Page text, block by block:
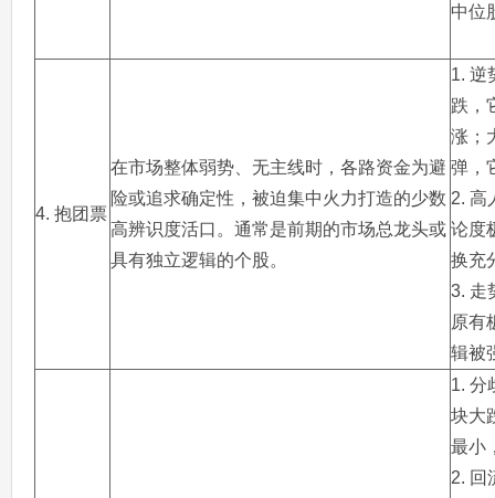
中位
4. 抱团票
在市场整体弱势、无主线时，各路资金为避
险或追求确定性，被迫集中火力打造的少数
高辨识度活口。通常是前期的市场总龙头或
具有独立逻辑的个股。
1. 逆
跌，
涨；
弹，
2. 高
论度
换充
3. 走
原有
辑被
1. 分
块大
最小
2. 回